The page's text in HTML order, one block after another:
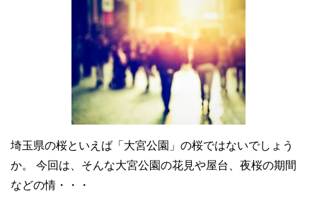
埼玉県の桜といえば「大宮公園」の桜ではないでしょう
か。 今回は、そんな大宮公園の花見や屋台、夜桜の期間
などの情・・・